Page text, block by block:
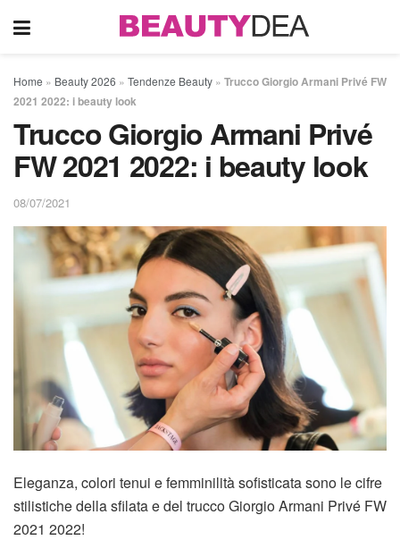
Home » Beauty 2026 » Tendenze Beauty » Trucco Giorgio Armani Privé FW
2021 2022: i beauty look
Trucco Giorgio Armani Privé
FW 2021 2022: i beauty look
08/07/2021
Eleganza, colori tenui e femminilità sofisticata sono le cifre
stilistiche della sfilata e del trucco Giorgio Armani Privé FW
2021 2022!